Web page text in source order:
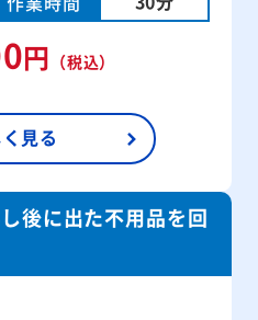
円 （税込）
見る
後に出た不用品を回